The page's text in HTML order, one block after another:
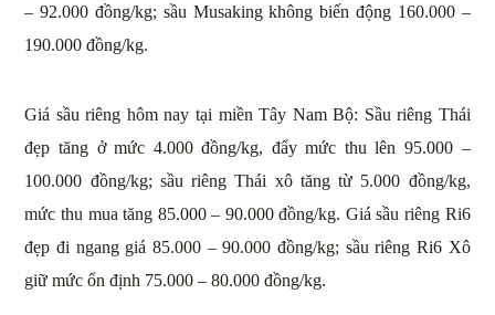
– 92.000 đồng/kg; sầu Musaking không biến động 160.000 –
190.000 đồng/kg.
Giá sầu riêng hôm nay tại miền Tây Nam Bộ: Sầu riêng Thái
đẹp tăng ở mức 4.000 đồng/kg, đẩy mức thu lên 95.000 –
100.000 đồng/kg; sầu riêng Thái xô tăng từ 5.000 đồng/kg,
mức thu mua tăng 85.000 – 90.000 đồng/kg. Giá sầu riêng Ri6
đẹp đi ngang giá 85.000 – 90.000 đồng/kg; sầu riêng Ri6 Xô
giữ mức ổn định 75.000 – 80.000 đồng/kg.